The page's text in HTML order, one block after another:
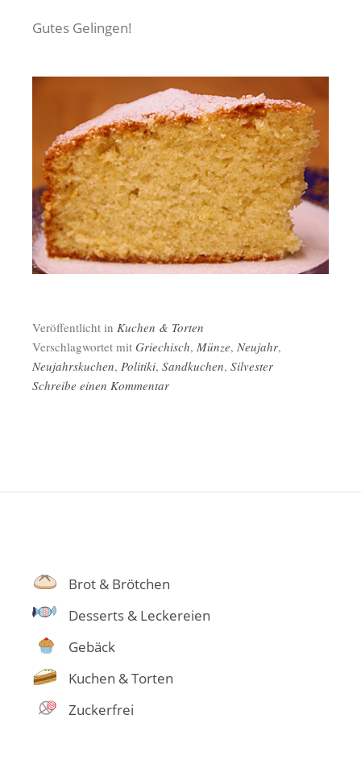
Gutes Gelingen!
Veröffentlicht in Kuchen & Torten
Verschlagwortet mit Griechisch, Münze, Neujahr,
Neujahrskuchen, Politiki, Sandkuchen, Silvester
Schreibe einen Kommentar
Brot & Brötchen
Desserts & Leckereien
Gebäck
Kuchen & Torten
Zuckerfrei